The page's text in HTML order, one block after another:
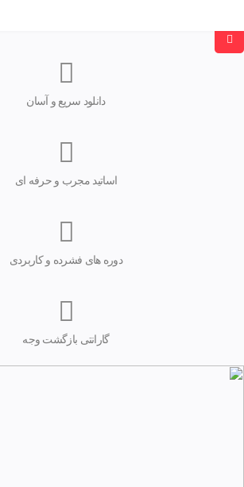
دانلود سریع و آسان
اساتید مجرب و حرفه ای
دوره های فشرده و کاربردی
گارانتی بازگشت وجه